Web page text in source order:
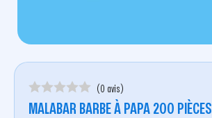
(0 avis)
MALABAR BARBE À PAPA 200 PIÈCES